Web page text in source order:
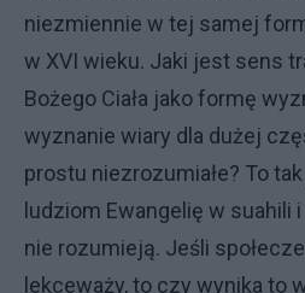
niezmiennie w tej samej
w XVI wieku. Jaki jest sens
Bożego Ciała jako formę
wyznanie wiary dla dużej
prostu niezrozumiałe? To
ludziom Ewangelię w suahili
nie rozumieją. Jeśli
lekceważy, to czy wynika to